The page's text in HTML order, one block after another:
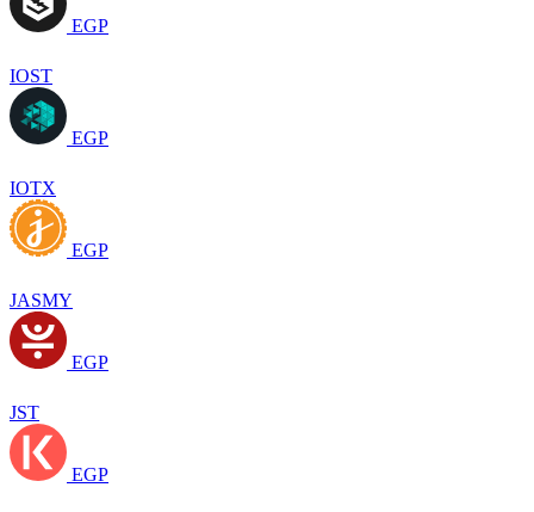
EGP
IOST
EGP
IOTX
EGP
JASMY
EGP
JST
EGP